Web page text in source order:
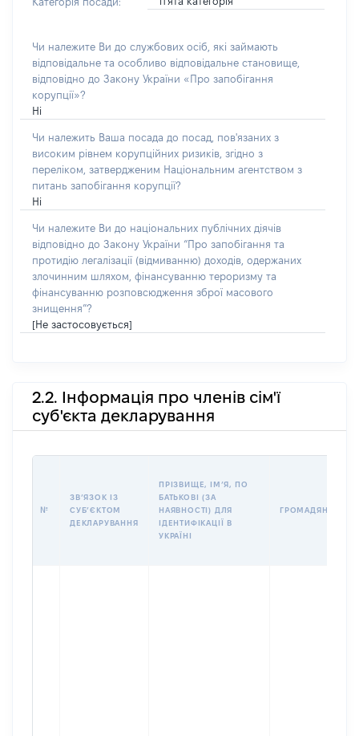
Чи належите Ви до службових осіб, які займають
відповідальне та особливо відповідальне становище,
відповідно до Закону України «Про запобігання
корупції»?
Ні
Чи належить Ваша посада до посад, пов'язаних з
високим рівнем корупційних ризиків, згідно з
переліком, затвердженим Національним агентством з
питань запобігання корупції?
Ні
Чи належите Ви до національних публічних діячів
відповідно до Закону України “Про запобігання та
протидію легалізації (відмиванню) доходів, одержаних
злочинним шляхом, фінансуванню тероризму та
фінансуванню розповсюдження зброї масового
знищення”?
[Не застосовується]
2.2. Інформація про членів сім'ї
суб'єкта декларування
№
ЗВʼЯЗОК ІЗ
СУБʼЄКТОМ
ДЕКЛАРУВАННЯ
ПРІЗВИЩЕ, ІМʼЯ, ПО
БАТЬКОВІ (ЗА
НАЯВНОСТІ) ДЛЯ
ІДЕНТИФІКАЦІЇ В
УКРАЇНІ
ГРОМАДЯНСТВО